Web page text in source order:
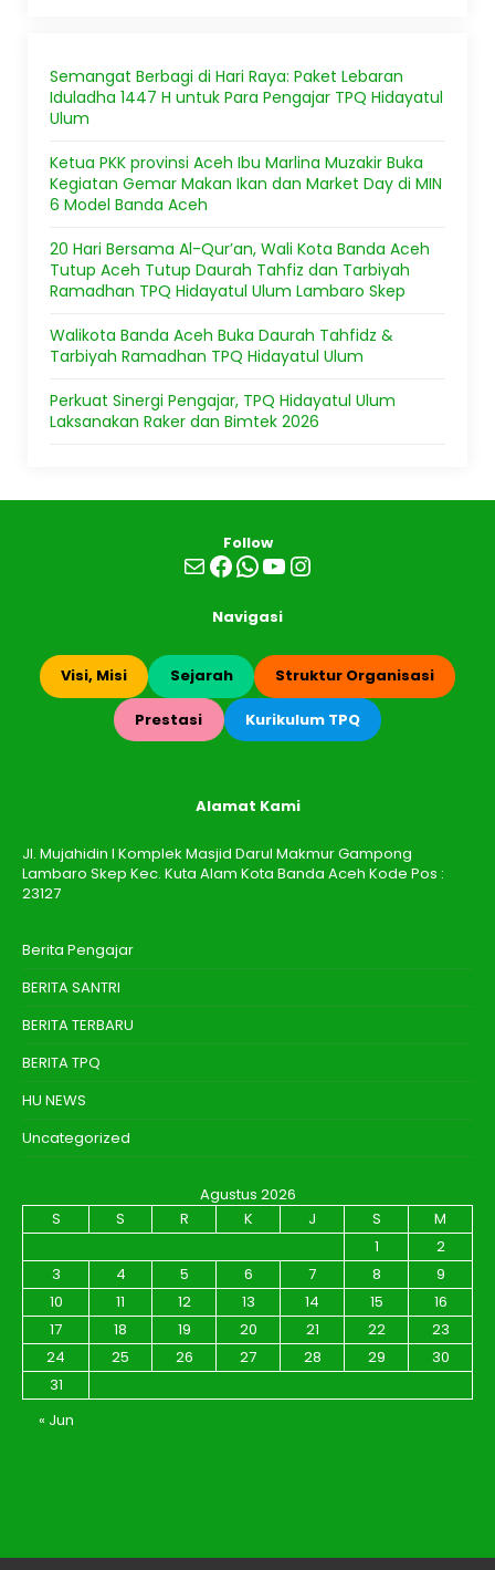
Semangat Berbagi di Hari Raya: Paket Lebaran
Iduladha 1447 H untuk Para Pengajar TPQ Hidayatul
Ulum
Ketua PKK provinsi Aceh Ibu Marlina Muzakir Buka
Kegiatan Gemar Makan Ikan dan Market Day di MIN
6 Model Banda Aceh
20 Hari Bersama Al-Qur’an, Wali Kota Banda Aceh
Tutup Aceh Tutup Daurah Tahfiz dan Tarbiyah
Ramadhan TPQ Hidayatul Ulum Lambaro Skep
Walikota Banda Aceh Buka Daurah Tahfidz &
Tarbiyah Ramadhan TPQ Hidayatul Ulum
Perkuat Sinergi Pengajar, TPQ Hidayatul Ulum
Laksanakan Raker dan Bimtek 2026
Follow
MailFacebook
WhatsApp
YouTube
Instagram
Navigasi
Visi, Misi Sejarah Struktur Organisasi
Prestasi Kurikulum TPQ
Alamat Kami
Jl. Mujahidin I Komplek Masjid Darul Makmur Gampong
Lambaro Skep Kec. Kuta Alam Kota Banda Aceh Kode Pos :
23127
Berita Pengajar
BERITA SANTRI
BERITA TERBARU
BERITA TPQ
HU NEWS
Uncategorized
Agustus 2026
S
S R K J S
M
1
2
3
4 5 6 7 8
9
10
11 12 13 14 15
16
17
18 19 20 21 22
23
24
25 26 27 28 29
30
31
« Jun